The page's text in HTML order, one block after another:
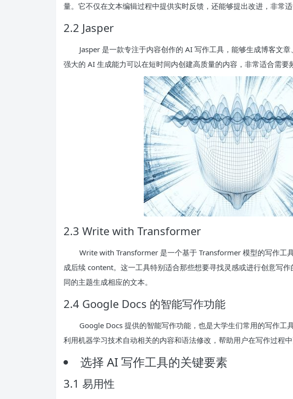
量。它不仅在文本编辑过程中提供实时反馈，还能够提出改进，非常
2.2 Jasper
Jasper 是一款专注于内容创作的 AI 写作工具，能够生成博客文
强大的 AI 生成能力可以在短时间内创建高质量的内容，非常适合需要
2.3 Write with Transformer
Write with Transformer 是一个基于 Transformer 模型的写作工
成后续 content。这一工具特别适合那些想要寻找灵感或进行创意写
同的主题生成相应的文本。
2.4 Google Docs 的智能写作功能
Google Docs 提供的智能写作功能，也是大学生们常用的写作工
利用机器学习技术自动相关的内容和语法修改，帮助用户在写作过程中
选择 AI 写作工具的关键要素
3.1 易用性